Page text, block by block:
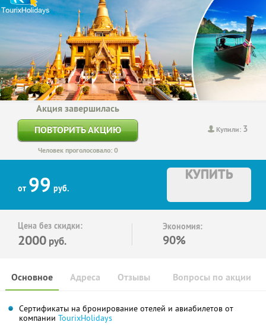
Купили: 3
Акция завершилась
ПОВТОРИТЬ АКЦИЮ
Человек проголосовало: 0
от 99 руб.
КУПИТЬ
Цена без скидки:
2000 руб.
Экономия:
90%
Основное Отзывы Вопросы по акции
Адреса
Сертификаты на бронирование отелей и авиабилетов от
компании TourixHolidays